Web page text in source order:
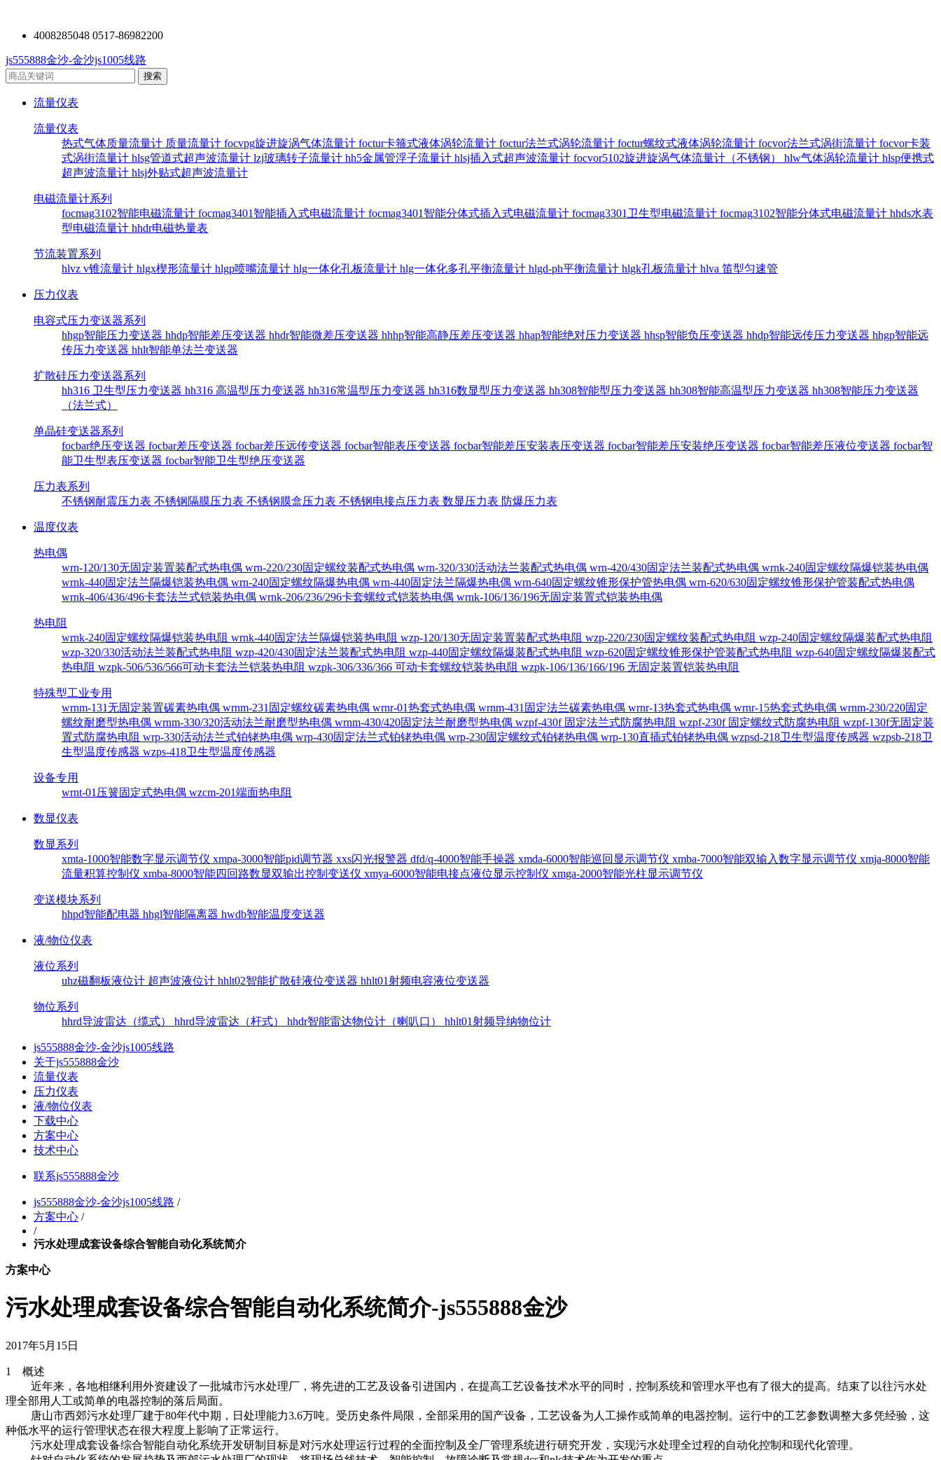
4008285048 0517-86982200
js555888金沙-金沙js1005线路
流量仪表
流量仪表
热式气体质量流量计 质量流量计 focvpg旋进旋涡气体流量计 foctur卡箍式液体涡轮流量计 foctur法兰式涡轮流量计 foctur螺纹式液体涡轮流量计 focvor法兰式涡街流量计 focvor卡装
式涡街流量计 hlsg管道式超声波流量计 lzj玻璃转子流量计 hh5金属管浮子流量计 hlsj插入式超声波流量计 focvor5102旋进旋涡气体流量计（不锈钢） hlw气体涡轮流量计 hlsp便携式
超声波流量计 hlsj外贴式超声波流量计
电磁流量计系列
focmag3102智能电磁流量计 focmag3401智能插入式电磁流量计 focmag3401智能分体式插入式电磁流量计 focmag3301卫生型电磁流量计 focmag3102智能分体式电磁流量计 hhds水表
型电磁流量计 hhdr电磁热量表
节流装置系列
hlvz v锥流量计 hlgx楔形流量计 hlgp喷嘴流量计 hlg一体化孔板流量计 hlg一体化多孔平衡流量计 hlgd-ph平衡流量计 hlgk孔板流量计 hlva 笛型匀速管
压力仪表
电容式压力变送器系列
hhgp智能压力变送器 hhdp智能差压变送器 hhdr智能微差压变送器 hhhp智能高静压差压变送器 hhap智能绝对压力变送器 hhsp智能负压变送器 hhdp智能远传压力变送器 hhgp智能远
传压力变送器 hhlt智能单法兰变送器
扩散硅压力变送器系列
hh316 卫生型压力变送器 hh316 高温型压力变送器 hh316常温型压力变送器 hh316数显型压力变送器 hh308智能型压力变送器 hh308智能高温型压力变送器 hh308智能压力变送器
（法兰式）
单晶硅变送器系列
focbar绝压变送器 focbar差压变送器 focbar差压远传变送器 focbar智能表压变送器 focbar智能差压安装表压变送器 focbar智能差压安装绝压变送器 focbar智能差压液位变送器 focbar智
能卫生型表压变送器 focbar智能卫生型绝压变送器
压力表系列
不锈钢耐震压力表 不锈钢隔膜压力表 不锈钢膜盒压力表 不锈钢电接点压力表 数显压力表 防爆压力表
温度仪表
热电偶
wrn-120/130无固定装置装配式热电偶 wrn-220/230固定螺纹装配式热电偶 wrn-320/330活动法兰装配式热电偶 wrn-420/430固定法兰装配式热电偶 wrnk-240固定螺纹隔爆铠装热电偶
wrnk-440固定法兰隔爆铠装热电偶 wrn-240固定螺纹隔爆热电偶 wrn-440固定法兰隔爆热电偶 wrn-640固定螺纹锥形保护管热电偶 wrn-620/630固定螺纹锥形保护管装配式热电偶
wrnk-406/436/496卡套法兰式铠装热电偶 wrnk-206/236/296卡套螺纹式铠装热电偶 wrnk-106/136/196无固定装置式铠装热电偶
热电阻
wrnk-240固定螺纹隔爆铠装热电阻 wrnk-440固定法兰隔爆铠装热电阻 wzp-120/130无固定装置装配式热电阻 wzp-220/230固定螺纹装配式热电阻 wzp-240固定螺纹隔爆装配式热电阻
wzp-320/330活动法兰装配式热电阻 wzp-420/430固定法兰装配式热电阻 wzp-440固定螺纹隔爆装配式热电阻 wzp-620固定螺纹锥形保护管装配式热电阻 wzp-640固定螺纹隔爆装配式
热电阻 wzpk-506/536/566可动卡套法兰铠装热电阻 wzpk-306/336/366 可动卡套螺纹铠装热电阻 wzpk-106/136/166/196 无固定装置铠装热电阻
特殊型工业专用
wrnm-131无固定装置碳素热电偶 wrnm-231固定螺纹碳素热电偶 wrnr-01热套式热电偶 wrnm-431固定法兰碳素热电偶 wrnr-13热套式热电偶 wrnr-15热套式热电偶 wrnm-230/220固定
螺纹耐磨型热电偶 wrnm-330/320活动法兰耐磨型热电偶 wrnm-430/420固定法兰耐磨型热电偶 wzpf-430f 固定法兰式防腐热电阻 wzpf-230f 固定螺纹式防腐热电阻 wzpf-130f无固定装
置式防腐热电阻 wrp-330活动法兰式铂铑热电偶 wrp-430固定法兰式铂铑热电偶 wrp-230固定螺纹式铂铑热电偶 wrp-130直插式铂铑热电偶 wzpsd-218卫生型温度传感器 wzpsb-218卫
生型温度传感器 wzps-418卫生型温度传感器
设备专用
wrnt-01压簧固定式热电偶 wzcm-201端面热电阻
数显仪表
数显系列
xmta-1000智能数字显示调节仪 xmpa-3000智能pid调节器 xxs闪光报警器 dfd/q-4000智能手操器 xmda-6000智能巡回显示调节仪 xmba-7000智能双输入数字显示调节仪 xmja-8000智能
流量积算控制仪 xmba-8000智能四回路数显双输出控制变送仪 xmya-6000智能电接点液位显示控制仪 xmga-2000智能光柱显示调节仪
变送模块系列
hhpd智能配电器 hhgl智能隔离器 hwdb智能温度变送器
液/物位仪表
液位系列
uhz磁翻板液位计 超声波液位计 hhlt02智能扩散硅液位变送器 hhlt01射频电容液位变送器
物位系列
hhrd导波雷达（缆式） hhrd导波雷达（杆式） hhdr智能雷达物位计（喇叭口） hhlt01射频导纳物位计
js555888金沙-金沙js1005线路
关于js555888金沙
流量仪表
压力仪表
液/物位仪表
下载中心
方案中心
技术中心
联系js555888金沙
js555888金沙-金沙js1005线路 /
方案中心 /
/
污水处理成套设备综合智能自动化系统简介
方案中心
污水处理成套设备综合智能自动化系统简介-js555888金沙
2017年5月15日
1 概述
近年来，各地相继利用外资建设了一批城市污水处理厂，将先进的工艺及设备引进国内，在提高工艺设备技术水平的同时，控制系统和管理水平也有了很大的提高。结束了以往污水处
理全部用人工或简单的电器控制的落后局面。
唐山市西郊污水处理厂建于80年代中期，日处理能力3.6万吨。受历史条件局限，全部采用的国产设备，工艺设备为人工操作或简单的电器控制。运行中的工艺参数调整大多凭经验，这
种低水平的运行管理状态在很大程度上影响了正常运行。
污水处理成套设备综合智能自动化系统开发研制目标是对污水处理运行过程的全面控制及全厂管理系统进行研究开发，实现污水处理全过程的自动化控制和现代化管理。